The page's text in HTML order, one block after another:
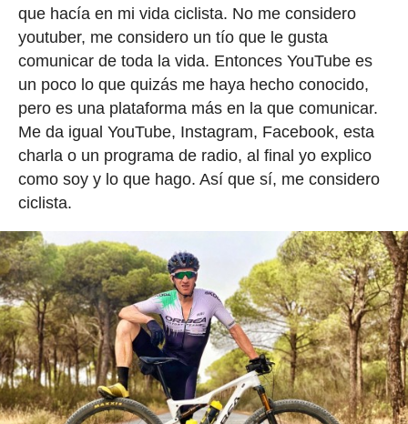
que hacía en mi vida ciclista. No me considero
youtuber, me considero un tío que le gusta
comunicar de toda la vida. Entonces YouTube es
un poco lo que quizás me haya hecho conocido,
pero es una plataforma más en la que comunicar.
Me da igual YouTube, Instagram, Facebook, esta
charla o un programa de radio, al final yo explico
como soy y lo que hago. Así que sí, me considero
ciclista.